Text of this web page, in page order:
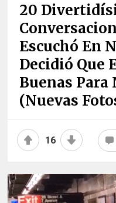
20
Escuchó En
Decidió Que
Buenas
(nuevas
16